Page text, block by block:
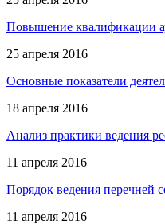
Повышение квалификации
25 апреля 2016
Основные показатели
18 апреля 2016
Анализ практики ведения
11 апреля 2016
Порядок ведения перечней
11 апреля 2016